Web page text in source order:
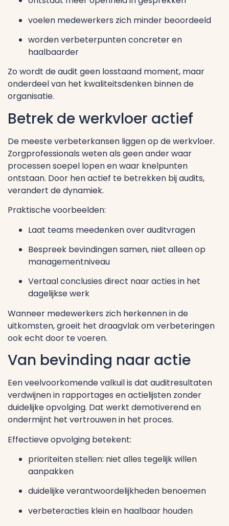
voelen medewerkers zich minder beoordeeld
worden verbeterpunten concreter en
haalbaarder
Zo wordt de audit geen losstaand moment, maar
onderdeel van het kwaliteitsdenken binnen de
organisatie.
Betrek de werkvloer actief
De meeste verbeterkansen liggen op de werkvloer.
Zorgprofessionals weten als geen ander waar
processen soepel lopen en waar knelpunten
ontstaan. Door hen actief te betrekken bij audits,
verandert de dynamiek.
Praktische voorbeelden:
Laat teams meedenken over auditvragen
Bespreek bevindingen samen, niet alleen op
managementniveau
Vertaal conclusies direct naar acties in het
dagelijkse werk
Wanneer medewerkers zich herkennen in de
uitkomsten, groeit het draagvlak om verbeteringen
ook echt door te voeren.
Van bevinding naar actie
Een veelvoorkomende valkuil is dat auditresultaten
verdwijnen in rapportages en actielijsten zonder
duidelijke opvolging. Dat werkt demotiverend en
ondermijnt het vertrouwen in het proces.
Effectieve opvolging betekent:
prioriteiten stellen: niet alles tegelijk willen
aanpakken
duidelijke verantwoordelijkheden benoemen
verbeteracties klein en haalbaar houden